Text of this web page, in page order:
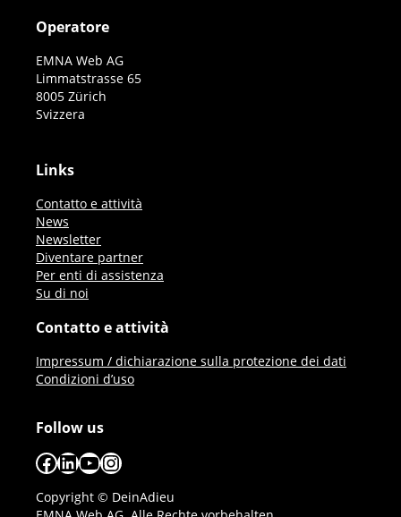
Operatore
EMNA Web AG
Limmatstrasse 65
8005 Zürich
Svizzera
Links
Contatto e attività
News
Newsletter
Diventare partner
Per enti di assistenza
Su di noi
Contatto e attività
Impressum / dichiarazione sulla protezione dei dati
Condizioni d’uso
Follow us
Facebook
LinkedIn
YouTube
Instagram
Copyright © DeinAdieu